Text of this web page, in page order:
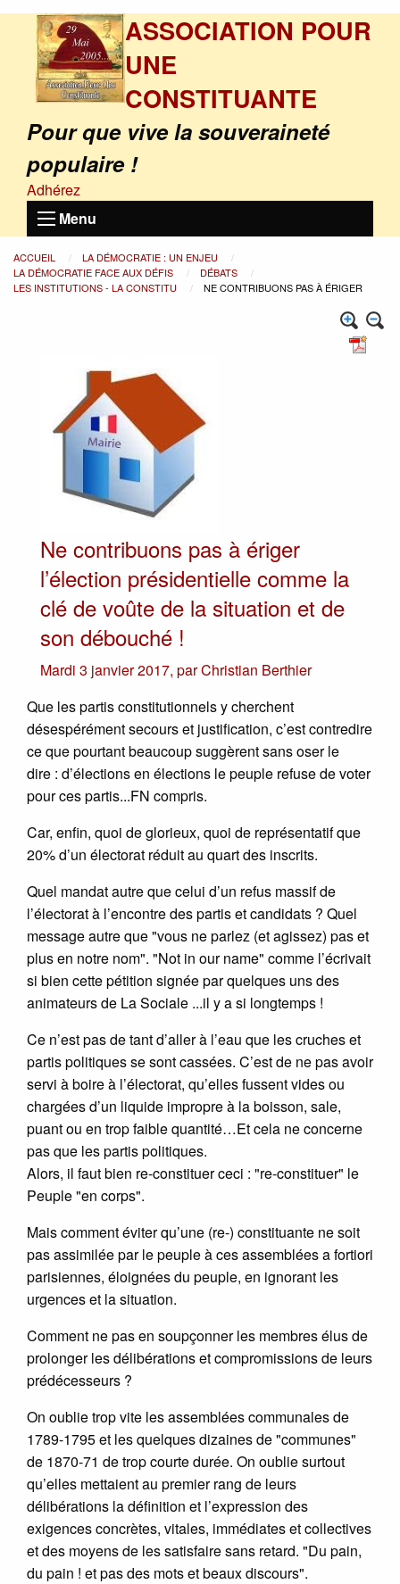
ASSOCIATION POUR
UNE
CONSTITUANTE
Pour que vive la souveraineté
populaire !
Adhérez
Menu
ACCUEIL
LA DÉMOCRATIE : UN ENJEU
LA DÉMOCRATIE FACE AUX DÉFIS
DÉBATS
LES INSTITUTIONS - LA CONSTITU
NE CONTRIBUONS PAS À ÉRIGER
Ne contribuons pas à ériger
l’élection présidentielle comme la
clé de voûte de la situation et de
son débouché !
Mardi 3 janvier 2017, parChristian Berthier
Que les partis constitutionnels y cherchent
désespérément secours et justification, c’est contredire
ce que pourtant beaucoup suggèrent sans oser le
dire : d’élections en élections le peuple refuse de voter
pour ces partis...FN compris.
Car, enfin, quoi de glorieux, quoi de représentatif que
20% d’un électorat réduit au quart des inscrits.
Quel mandat autre que celui d’un refus massif de
l’électorat à l’encontre des partis et candidats ? Quel
message autre que "vous ne parlez (et agissez) pas et
plus en notre nom". "Not in our name" comme l’écrivait
si bien cette pétition signée par quelques uns des
animateurs de La Sociale ...il y a si longtemps !
Ce n’est pas de tant d’aller à l’eau que les cruches et
partis politiques se sont cassées. C’est de ne pas avoir
servi à boire à l’électorat, qu’elles fussent vides ou
chargées d’un liquide impropre à la boisson, sale,
puant ou en trop faible quantité…Et cela ne concerne
pas que les partis politiques.
Alors, il faut bien re-constituer ceci : "re-constituer" le
Peuple "en corps".
Mais comment éviter qu’une (re-) constituante ne soit
pas assimilée par le peuple à ces assemblées a fortiori
parisiennes, éloignées du peuple, en ignorant les
urgences et la situation.
Comment ne pas en soupçonner les membres élus de
prolonger les délibérations et compromissions de leurs
prédécesseurs ?
On oublie trop vite les assemblées communales de
1789-1795 et les quelques dizaines de "communes"
de 1870-71 de trop courte durée. On oublie surtout
qu’elles mettaient au premier rang de leurs
délibérations la définition et l’expression des
exigences concrètes, vitales, immédiates et collectives
et des moyens de les satisfaire sans retard. "Du pain,
du pain ! et pas des mots et beaux discours".